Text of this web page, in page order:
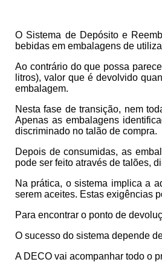
O Sistema de Depósito e
bebidas em embalagens de
Ao contrário do que possa
litros), valor que é devolvido
embalagem.
Nesta fase de transição, nem
Apenas as embalagens
discriminado no talão de compra.
Depois de consumidas, as
pode ser feito através de talões,
Na prática, o sistema implica a
serem aceites. Estas exigências
Para encontrar o ponto de
O sucesso do sistema depende
A DECO vai acompanhar todo o